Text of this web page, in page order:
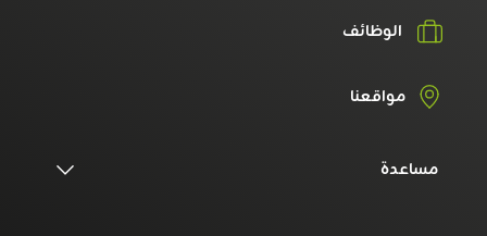
الوظائف
مواقعنا
مساعدة